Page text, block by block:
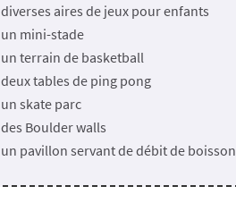
diverses aires de jeux pour enfants
un mini-stade
un terrain de basketball
deux tables de ping pong
un skate parc
des Boulder walls
un pavillon servant de débit de